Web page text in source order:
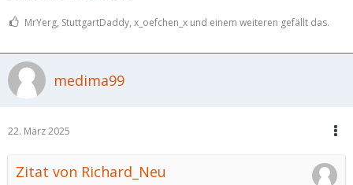
MrYerg, StuttgartDaddy, x_oefchen_x und einem weiteren gefällt das.
medima99
22. März 2025
Zitat von Richard_Neu